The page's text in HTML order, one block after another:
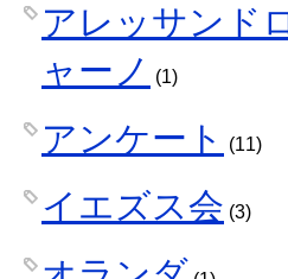
アレッサンド
ャーノ
(1)
アンケート (11)
イエズス会 (3)